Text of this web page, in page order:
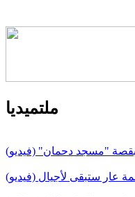
ملتميديا
"مسجد دحمان" (فيديو)
عار ستبقى لأجيال (فيديو)